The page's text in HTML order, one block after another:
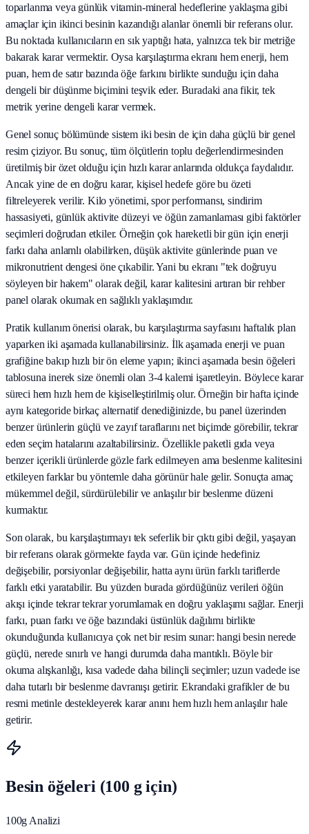
toparlanma veya günlük vitamin-mineral hedeflerine yaklaşma gibi
amaçlar için ikinci besinin kazandığı alanlar önemli bir referans olur.
Bu noktada kullanıcıların en sık yaptığı hata, yalnızca tek bir metriğe
bakarak karar vermektir. Oysa karşılaştırma ekranı hem enerji, hem
puan, hem de satır bazında öğe farkını birlikte sunduğu için daha
dengeli bir düşünme biçimini teşvik eder. Buradaki ana fikir, tek
metrik yerine dengeli karar vermek.
Genel sonuç bölümünde sistem iki besin de için daha güçlü bir genel
resim çiziyor. Bu sonuç, tüm ölçütlerin toplu değerlendirmesinden
üretilmiş bir özet olduğu için hızlı karar anlarında oldukça faydalıdır.
Ancak yine de en doğru karar, kişisel hedefe göre bu özeti
filtreleyerek verilir. Kilo yönetimi, spor performansı, sindirim
hassasiyeti, günlük aktivite düzeyi ve öğün zamanlaması gibi faktörler
seçimleri doğrudan etkiler. Örneğin çok hareketli bir gün için enerji
farkı daha anlamlı olabilirken, düşük aktivite günlerinde puan ve
mikronutrient dengesi öne çıkabilir. Yani bu ekranı "tek doğruyu
söyleyen bir hakem" olarak değil, karar kalitesini artıran bir rehber
panel olarak okumak en sağlıklı yaklaşımdır.
Pratik kullanım önerisi olarak, bu karşılaştırma sayfasını haftalık plan
yaparken iki aşamada kullanabilirsiniz. İlk aşamada enerji ve puan
grafiğine bakıp hızlı bir ön eleme yapın; ikinci aşamada besin öğeleri
tablosuna inerek size önemli olan 3-4 kalemi işaretleyin. Böylece karar
süreci hem hızlı hem de kişiselleştirilmiş olur. Örneğin bir hafta içinde
aynı kategoride birkaç alternatif denediğinizde, bu panel üzerinden
benzer ürünlerin güçlü ve zayıf taraflarını net biçimde görebilir, tekrar
eden seçim hatalarını azaltabilirsiniz. Özellikle paketli gıda veya
benzer içerikli ürünlerde gözle fark edilmeyen ama beslenme kalitesini
etkileyen farklar bu yöntemle daha görünür hale gelir. Sonuçta amaç
mükemmel değil, sürdürülebilir ve anlaşılır bir beslenme düzeni
kurmaktır.
Son olarak, bu karşılaştırmayı tek seferlik bir çıktı gibi değil, yaşayan
bir referans olarak görmekte fayda var. Gün içinde hedefiniz
değişebilir, porsiyonlar değişebilir, hatta aynı ürün farklı tariflerde
farklı etki yaratabilir. Bu yüzden burada gördüğünüz verileri öğün
akışı içinde tekrar tekrar yorumlamak en doğru yaklaşımı sağlar. Enerji
farkı, puan farkı ve öğe bazındaki üstünlük dağılımı birlikte
okunduğunda kullanıcıya çok net bir resim sunar: hangi besin nerede
güçlü, nerede sınırlı ve hangi durumda daha mantıklı. Böyle bir
okuma alışkanlığı, kısa vadede daha bilinçli seçimler; uzun vadede ise
daha tutarlı bir beslenme davranışı getirir. Ekrandaki grafikler de bu
resmi metinle destekleyerek karar anını hem hızlı hem anlaşılır hale
getirir.
Besin öğeleri (100 g için)
100g Analizi